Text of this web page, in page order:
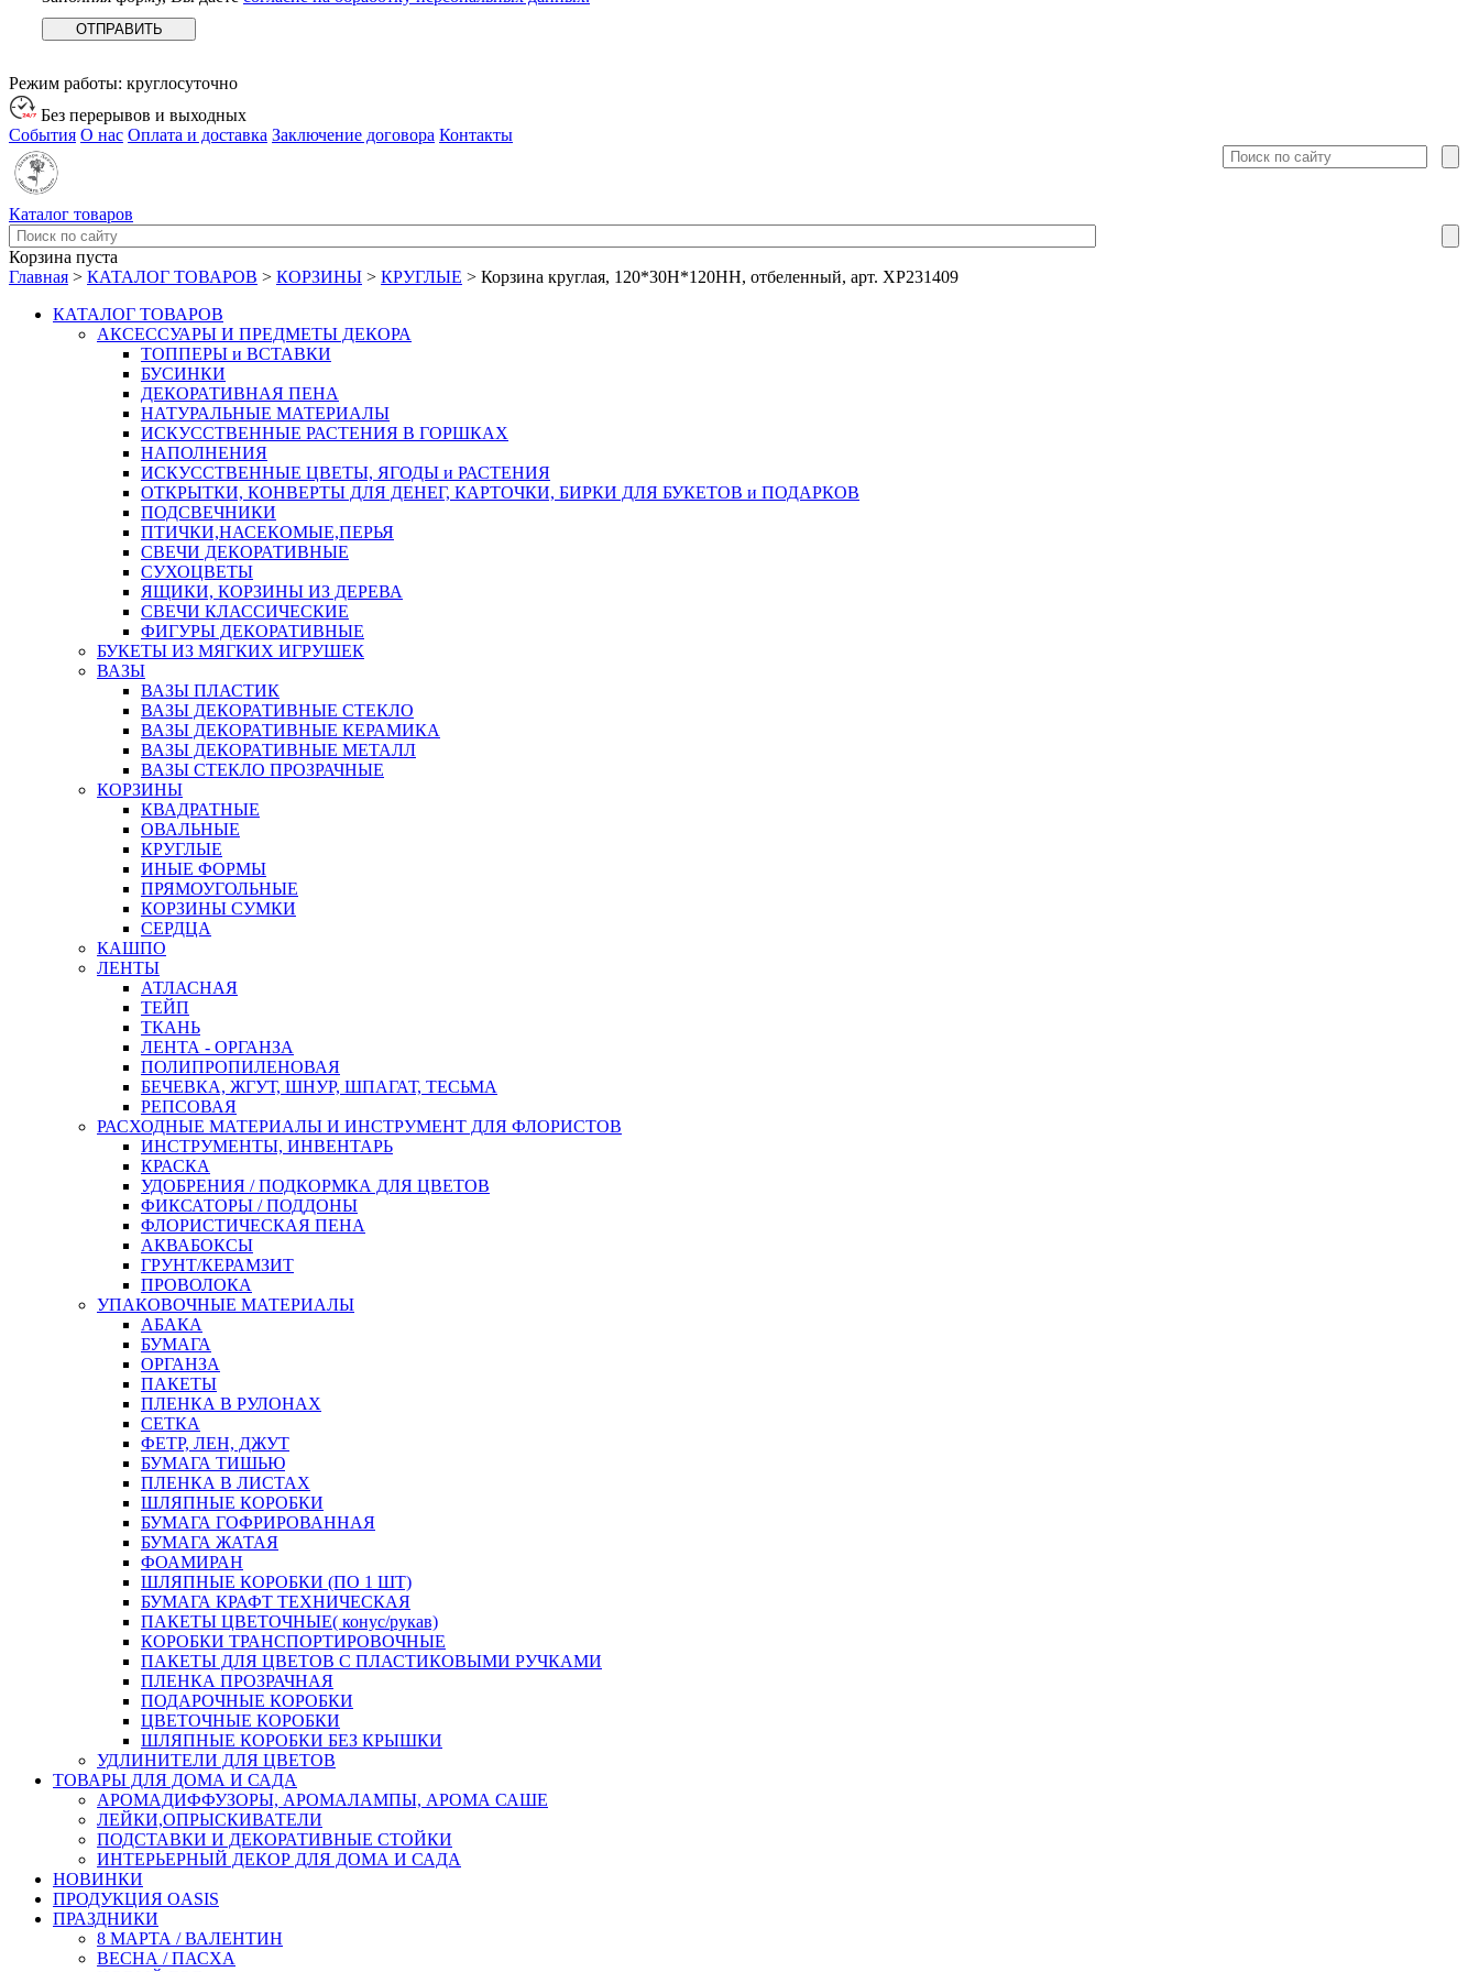
Режим работы: круглосуточно
Без перерывов и выходных
События О нас Оплата и доставка Заключение договора Контакты
Каталог товаров
Корзина пуста
Главная > КАТАЛОГ ТОВАРОВ > КОРЗИНЫ > КРУГЛЫЕ > Корзина круглая, 120*30H*120HH, отбеленный, арт. XP231409
КАТАЛОГ ТОВАРОВ
АКСЕССУАРЫ И ПРЕДМЕТЫ ДЕКОРА
ТОППЕРЫ и ВСТАВКИ
БУСИНКИ
ДЕКОРАТИВНАЯ ПЕНА
НАТУРАЛЬНЫЕ МАТЕРИАЛЫ
ИСКУССТВЕННЫЕ РАСТЕНИЯ В ГОРШКАХ
НАПОЛНЕНИЯ
ИСКУССТВЕННЫЕ ЦВЕТЫ, ЯГОДЫ и РАСТЕНИЯ
ОТКРЫТКИ, КОНВЕРТЫ ДЛЯ ДЕНЕГ, КАРТОЧКИ, БИРКИ ДЛЯ БУКЕТОВ и ПОДАРКОВ
ПОДСВЕЧНИКИ
ПТИЧКИ,НАСЕКОМЫЕ,ПЕРЬЯ
СВЕЧИ ДЕКОРАТИВНЫЕ
СУХОЦВЕТЫ
ЯЩИКИ, КОРЗИНЫ ИЗ ДЕРЕВА
СВЕЧИ КЛАССИЧЕСКИЕ
ФИГУРЫ ДЕКОРАТИВНЫЕ
БУКЕТЫ ИЗ МЯГКИХ ИГРУШЕК
ВАЗЫ
ВАЗЫ ПЛАСТИК
ВАЗЫ ДЕКОРАТИВНЫЕ СТЕКЛО
ВАЗЫ ДЕКОРАТИВНЫЕ КЕРАМИКА
ВАЗЫ ДЕКОРАТИВНЫЕ МЕТАЛЛ
ВАЗЫ СТЕКЛО ПРОЗРАЧНЫЕ
КОРЗИНЫ
КВАДРАТНЫЕ
ОВАЛЬНЫЕ
КРУГЛЫЕ
ИНЫЕ ФОРМЫ
ПРЯМОУГОЛЬНЫЕ
КОРЗИНЫ СУМКИ
СЕРДЦА
КАШПО
ЛЕНТЫ
АТЛАСНАЯ
ТЕЙП
ТКАНЬ
ЛЕНТА - ОРГАНЗА
ПОЛИПРОПИЛЕНОВАЯ
БЕЧЕВКА, ЖГУТ, ШНУР, ШПАГАТ, ТЕСЬМА
РЕПСОВАЯ
РАСХОДНЫЕ МАТЕРИАЛЫ И ИНСТРУМЕНТ ДЛЯ ФЛОРИСТОВ
ИНСТРУМЕНТЫ, ИНВЕНТАРЬ
КРАСКА
УДОБРЕНИЯ / ПОДКОРМКА ДЛЯ ЦВЕТОВ
ФИКСАТОРЫ / ПОДДОНЫ
ФЛОРИСТИЧЕСКАЯ ПЕНА
АКВАБОКСЫ
ГРУНТ/КЕРАМЗИТ
ПРОВОЛОКА
УПАКОВОЧНЫЕ МАТЕРИАЛЫ
АБАКА
БУМАГА
ОРГАНЗА
ПАКЕТЫ
ПЛЕНКА В РУЛОНАХ
СЕТКА
ФЕТР, ЛЕН, ДЖУТ
БУМАГА ТИШЬЮ
ПЛЕНКА В ЛИСТАХ
ШЛЯПНЫЕ КОРОБКИ
БУМАГА ГОФРИРОВАННАЯ
БУМАГА ЖАТАЯ
ФОАМИРАН
ШЛЯПНЫЕ КОРОБКИ (ПО 1 ШТ)
БУМАГА КРАФТ ТЕХНИЧЕСКАЯ
ПАКЕТЫ ЦВЕТОЧНЫЕ( конус/рукав)
КОРОБКИ ТРАНСПОРТИРОВОЧНЫЕ
ПАКЕТЫ ДЛЯ ЦВЕТОВ С ПЛАСТИКОВЫМИ РУЧКАМИ
ПЛЕНКА ПРОЗРАЧНАЯ
ПОДАРОЧНЫЕ КОРОБКИ
ЦВЕТОЧНЫЕ КОРОБКИ
ШЛЯПНЫЕ КОРОБКИ БЕЗ КРЫШКИ
УДЛИНИТЕЛИ ДЛЯ ЦВЕТОВ
ТОВАРЫ ДЛЯ ДОМА И САДА
АРОМАДИФФУЗОРЫ, АРОМАЛАМПЫ, АРОМА САШЕ
ЛЕЙКИ,ОПРЫСКИВАТЕЛИ
ПОДСТАВКИ И ДЕКОРАТИВНЫЕ СТОЙКИ
ИНТЕРЬЕРНЫЙ ДЕКОР ДЛЯ ДОМА И САДА
НОВИНКИ
ПРОДУКЦИЯ OASIS
ПРАЗДНИКИ
8 МАРТА / ВАЛЕНТИН
ВЕСНА / ПАСХА